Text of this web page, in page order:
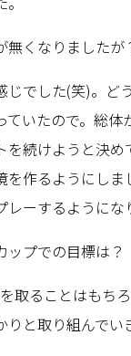
無くなりましたが
じでした(笑)。
ていたので。総
を続けようと決
を作るようにし
ーするようにな
ップでの目標は？
取ることはもち
と取り組んでい